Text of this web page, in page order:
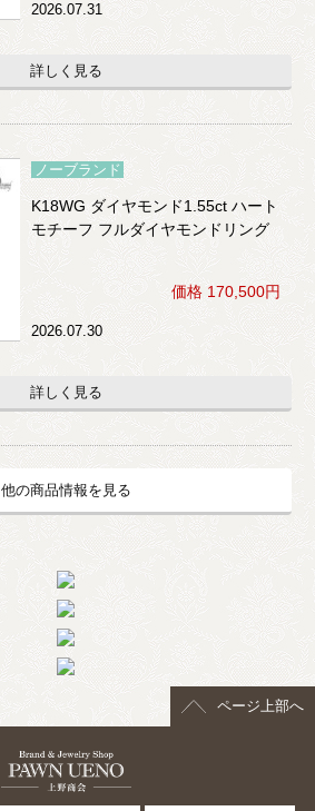
2026.07.31
詳しく見る
ノーブランド
K18WG ダイヤモンド1.55ct ハート
モチーフ フルダイヤモンドリング
価格 170,500円
2026.07.30
詳しく見る
他の商品情報を見る
ページ上部へ